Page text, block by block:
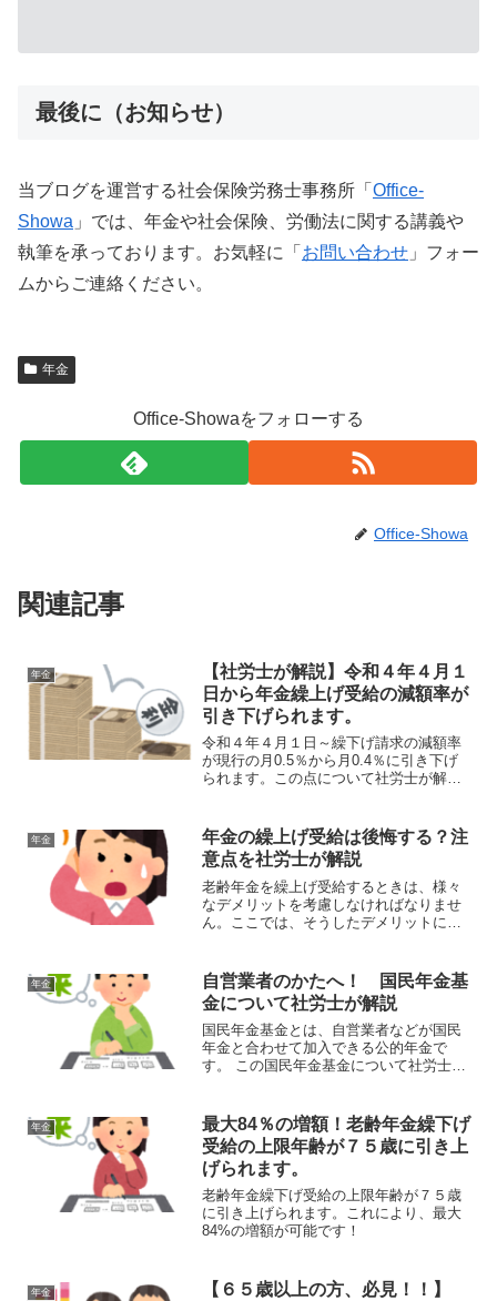
最後に（お知らせ）
当ブログを運営する社会保険労務士事務所「 Office-
Showa 」では、年金や社会保険、労働法に関する講義や
執筆を承っております。お気軽に「 お問い合わせ 」フォー
ムからご連絡ください。
年金
Office-Showaをフォローする
Office-Showa
関連記事
年金
【社労士が解説】令和４年４月１
日から年金繰上げ受給の減額率が
引き下げられます。
令和４年４月１日～繰下げ請求の減額率
が現行の月0.5％から月0.4％に引き下げ
られます。この点について社労士が解説
年金
年金の繰上げ受給は後悔する？注
意点を社労士が解説
老齢年金を繰上げ受給するときは、様々
なデメリットを考慮しなければなりませ
ん。ここでは、そうしたデメリットにつ
年金
自営業者のかたへ！ 国民年金基
金について社労士が解説
国民年金基金とは、自営業者などが国民
年金と合わせて加入できる公的年金で
す。 この国民年金基金について社労士が
年金
最大84％の増額！老齢年金繰下げ
受給の上限年齢が７５歳に引き上
げられます。
老齢年金繰下げ受給の上限年齢が７５歳
に引き上げられます。これにより、最大
84%の増額が可能です！
年金
【６５歳以上の方、必見！！】